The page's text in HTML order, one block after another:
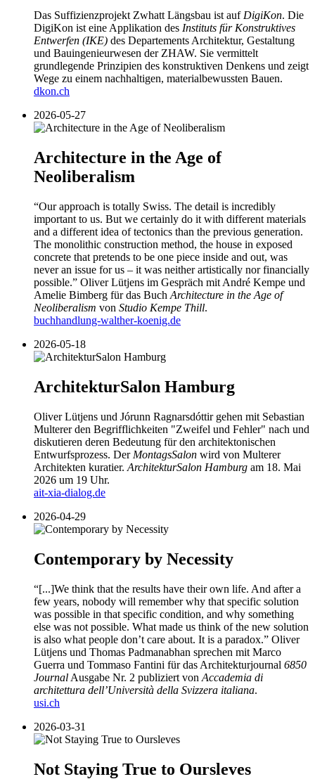
Das Suffizienzprojekt Zwhatt Längsbau ist auf DigiKon. Die
DigiKon ist eine Applikation des Instituts für Konstruktives
Entwerfen (IKE) des Departements Architektur, Gestaltung
und Bauingenieurwesen der ZHAW. Sie vermittelt
grundlegende Prinzipien des konstruktiven Denkens und zeigt
Wege zu einem nachhaltigen, materialbewussten Bauen.
dkon.ch
2026-05-27
Architecture in the Age of
Neoliberalism
“Our approach is totally Swiss. The detail is incredibly
important to us. But we certainly do it with different materials
and a different idea of tectonics than the previous generation.
The monolithic construction method, the house in exposed
concrete that pretends to be one piece inside and out, was
never an issue for us – it was neither artistically nor financially
possible.” Oliver Lütjens im Gespräch mit André Kempe und
Amelie Bimberg für das Buch Architecture in the Age of
Neoliberalism von Studio Kempe Thill.
buchhandlung-walther-koenig.de
2026-05-18
ArchitekturSalon Hamburg
Oliver Lütjens und Jórunn Ragnarsdóttir gehen mit Sebastian
Multerer den Begrifflichkeiten "Zweifel und Fehler" nach und
diskutieren deren Bedeutung für den architektonischen
Entwurfsprozess. Der MontagsSalon wird von Multerer
Architekten kuratier. ArchitekturSalon Hamburg am 18. Mai
2026 um 19 Uhr.
ait-xia-dialog.de
2026-04-29
Contemporary by Necessity
“[...]We think that the results have their own life. And after a
few years, nobody will remember why that specific solution
was possible in that specific condition, and why something
else was not possible. What made us think of the new solution
is also what people don’t care about. It is a paradox.” Oliver
Lütjens und Thomas Padmanabhan sprechen mit Marco
Guerra und Tommaso Fantini für das Architekturjournal 6850
Journal Ausgabe Nr. 2 publiziert von Accademia di
architettura dell’Università della Svizzera italiana.
usi.ch
2026-03-31
Not Staying True to Oursleves